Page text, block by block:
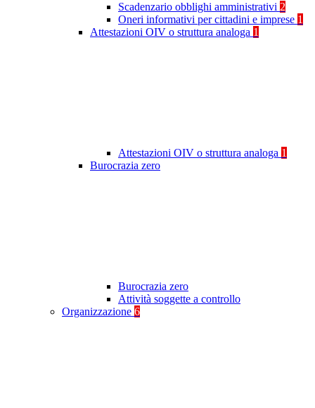
Scadenzario obblighi amministrativi 2
Oneri informativi per cittadini e imprese 1
Attestazioni OIV o struttura analoga 1
Attestazioni OIV o struttura analoga 1
Burocrazia zero
Burocrazia zero
Attività soggette a controllo
Organizzazione 6